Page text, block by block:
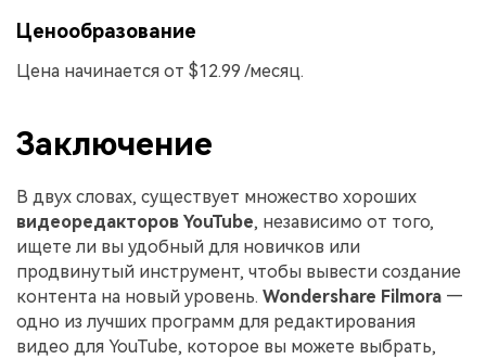
Ценообразование
Цена начинается от $12.99 /месяц.
Заключение
В двух словах, существует множество хороших
видеоредакторов YouTube, независимо от того,
ищете ли вы удобный для новичков или
продвинутый инструмент, чтобы вывести создание
контента на новый уровень. Wondershare Filmora —
одно из лучших программ для редактирования
видео для YouTube, которое вы можете выбрать,